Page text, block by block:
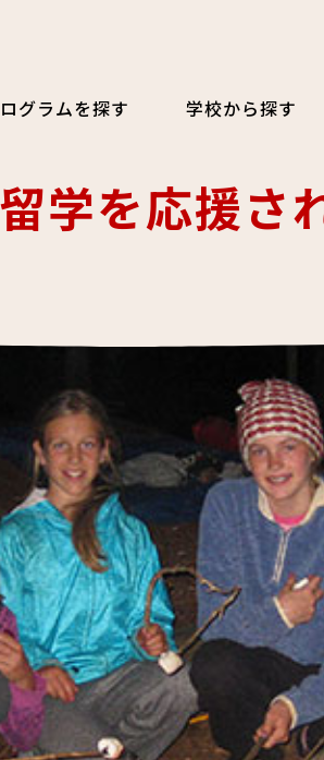
グラムを探す
学校から探す
学を応援さ